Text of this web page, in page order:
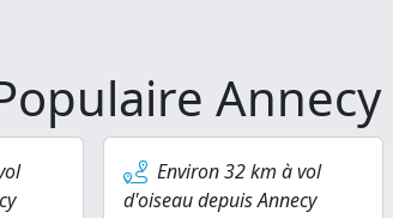
Annecy
Environ 32 km à vol
d'oiseau depuis Annecy